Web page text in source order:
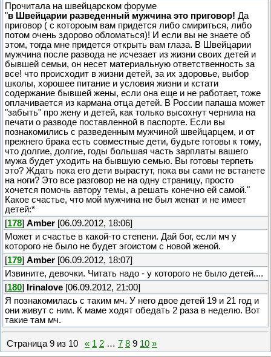
Прочитала на швейцарском форуме
"в Швейцарии разведенный мужчина это приговор! Да
приговор ( с котороым вам придется либо смириться, либо
потом очень здорово обломаться)! И если вы не знаете об
этом, тогда мне придется открыть вам глаза. В Швейцарии
мужчина после развода не исчезает из жизни своих детей и
бывшей семьи, он несет материальную ответственность за
все! что происходит в жизни детей, за их здоровье, выбор
школы, хорошее питание и условия жизни и кстати
содержание бывшей жены, если она еще и не работает, тоже
оплачивается из кармана отца детей. В России папаша может
"забыть" про жену и детей, как только высохнут чернила на
печати о разводе поставленной в паспорте. Если вы
познакомились с разведенным мужчиной швейцарцем, и от
прежнего брака есть совместные дети, будьте готовы к тому,
что долгие, долгие, годы большая часть зарплаты вашего
мужа будет уходить на бывшую семью. Вы готовы терпеть
это? Ждать пока его дети вырастут, пока вы сами не встанете
на ноги? Это все разговор не на одну страницу, просто
хочется помочь автору темы, а решать конечно ей самой."
Какое счастье, что мой мужчина не был женат и не имеет
детей:*
[178] Amber [06.09.2012, 18:06]
Может и счастье в какой-то степени. Дай бог, если мч у
которого не было не будет эгоистом с новой женой.
[179] Amber [06.09.2012, 18:07]
Извините, девочки. Читать надо - у которого не было детей....
[180] Irinalove [06.09.2012, 21:00]
Я познакомилась с таким мч. У него двое детей 19 и 21 год и
они живут с ним. К маме ходят обедать 2 раза в неделю. Вот
такие там мч.
Страница 9 из 10 « 1 2 … 7 8 9 10 »